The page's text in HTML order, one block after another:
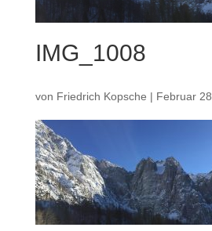
IMG_1008
von Friedrich Kopsche | Februar